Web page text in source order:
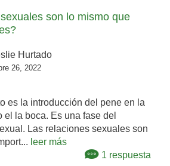
son lo mismo que
Hurtado
26, 2022
es la introducción del pene en la
el la boca. Es una fase del
Las relaciones sexuales son
leer más
1 respuesta